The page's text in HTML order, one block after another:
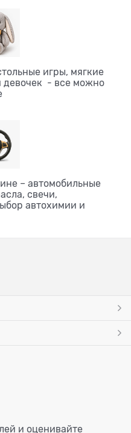
игры, мягкие
девочек - все можно
– автомобильные
свечи,
автохимии и